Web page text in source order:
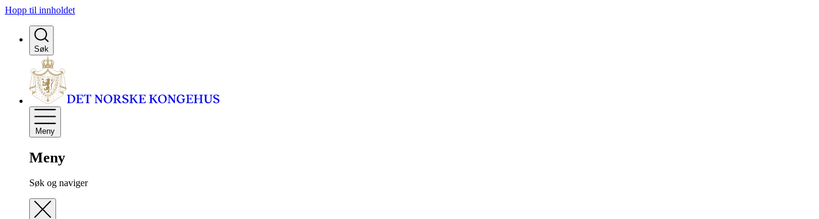
Hopp til innholdet
Søk
Meny
Meny
Søk og naviger